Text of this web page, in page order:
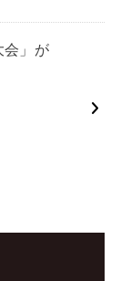
会」が